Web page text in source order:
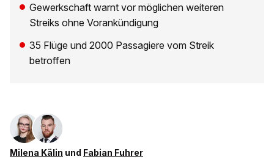
Gewerkschaft warnt vor möglichen weiteren
Streiks ohne Vorankündigung
35 Flüge und 2000 Passagiere vom Streik
betroffen
Milena Kälin und Fabian Fuhrer